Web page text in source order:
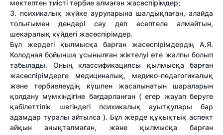
мектептен тиісті тәрбие алмаған жасөспірімдер;
3. психикалық жүйке ауруларына шалдықпаған, алайда
толығымен дендері сау деп есептеле алмайтын,
шекаралық күйдегі жасөспірімдер.
Бұл жердегі қылмысқа барған жасөспірімдердің А.Я.
Колодная бойынша ұсынылған жіктелуі өте жалпы болып
табылады. Оның классификациясы қылмысқа барған
жасөспірімдерге медициналық, медико-педагогикалық
және тәрбиелеудің күшпен жасалынатын шараларын
қолдану мүмкіндігіне бағдарланған ( егер жауап беруге
қабілеттілік шегіндегі психикалық ауытқулары бар
адамдар туралы айтылса ). Бұл жерде құқықтық аспект
айқын анықталмаған, және қылмысқа барған